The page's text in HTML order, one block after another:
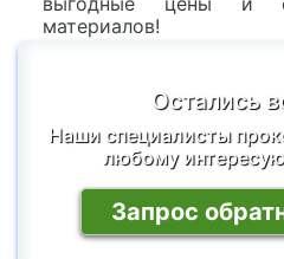
материалов!
Остались
Наши специалисты
любому
Запрос